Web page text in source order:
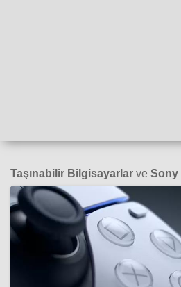
Taşınabilir Bilgisayarlar ve Sony